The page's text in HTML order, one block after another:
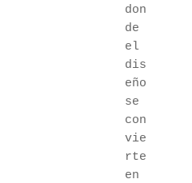
don
de
el
dis
eño
se
con
vie
rte
en